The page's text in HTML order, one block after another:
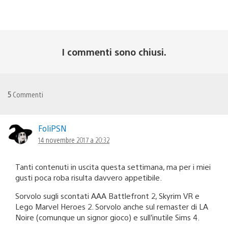
I commenti sono chiusi.
5 Commenti
FoliPSN
14 novembre 2017 a 20:32
Tanti contenuti in uscita questa settimana, ma per i miei
gusti poca roba risulta davvero appetibile.
Sorvolo sugli scontati AAA Battlefront 2, Skyrim VR e
Lego Marvel Heroes 2. Sorvolo anche sul remaster di LA
Noire (comunque un signor gioco) e sull’inutile Sims 4.